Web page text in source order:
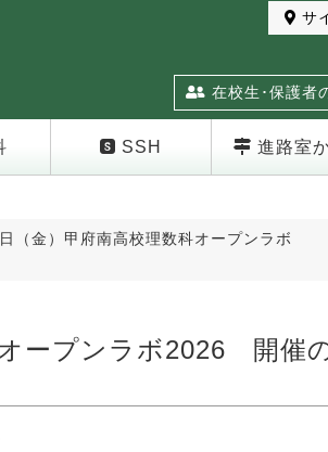
サ
在校生･保護者
SSH 進路室
（金）甲府南高校理数科オープンラボ
ープンラボ2026 開催